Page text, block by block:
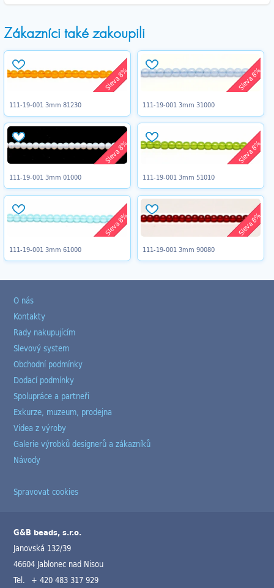
Zákazníci také zakoupili
Sleva 8%
111-19-001 3mm 81230
Sleva 8%
111-19-001 3mm 31000
Sleva 8%
111-19-001 3mm 01000
Sleva 8%
111-19-001 3mm 51010
Sleva 8%
111-19-001 3mm 61000
Sleva 8%
111-19-001 3mm 90080
O nás
Kontakty
Rady nakupujícím
Slevový system
Obchodní podmínky
Dodací podmínky
Spolupráce a partneři
Exkurze, muzeum, prodejna
Videa z výroby
Galerie výrobků designerů a zákazníků
Návody
Spravovat cookies
G&B beads, s.r.o.
Janovská 132/39
46604 Jablonec nad Nisou
Tel. + 420 483 317 929